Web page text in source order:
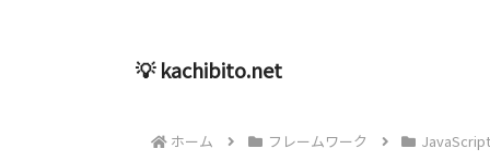
💡 kachibito.net
ホーム フレームワーク JavaScript